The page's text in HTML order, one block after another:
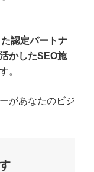
認定パートナ
かしたSEO施
。
があなたのビジ